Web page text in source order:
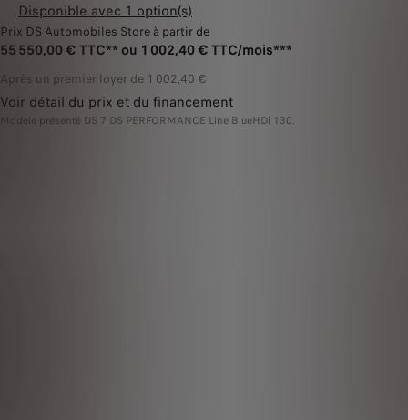
Disponible avec 1 option(s)
Prix DS Automobiles Store à partir de
55 550,00 € TTC** ou 1 002,40 € TTC/mois***
Après un premier loyer de 1 002,40 €
Voir détail du prix et du financement
Modèle présenté DS 7 DS PERFORMANCE Line BlueHDi 130.